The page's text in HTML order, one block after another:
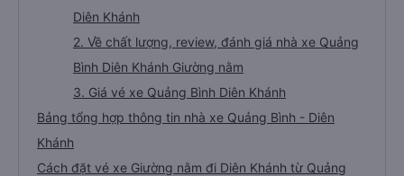
Diên Khánh
2. Về chất lượng, review, đánh giá nhà xe Quảng
Bình Diên Khánh Giường nằm
3. Giá vé xe Quảng Bình Diên Khánh
Bảng tổng hợp thông tin nhà xe Quảng Bình - Diên
Khánh
Cách đặt vé xe Giường nằm đi Diên Khánh từ Quảng